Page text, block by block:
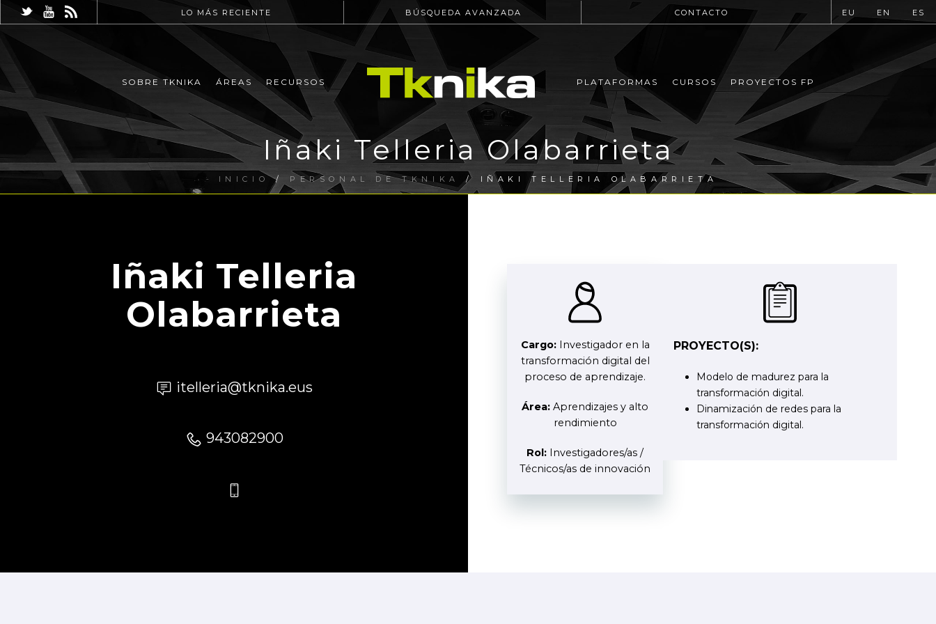
LO MÁS RECIENTE BÚSQUEDA AVANZADA CONTACTO EU EN ES
SOBRE TKNIKA ÁREAS RECURSOS PLATAFORMAS CURSOS PROYECTOS FP
Iñaki Telleria Olabarrieta
INICIO/ PERSONAL DE TKNIKA / IÑAKI TELLERIA OLABARRIETA
Iñaki Telleria
Olabarrieta
itelleria@tknika.eus
943082900
Cargo: Investigador en la
transformación digital del
proceso de aprendizaje.
Área: Aprendizajes y alto
rendimiento
Rol: Investigadores/as /
Técnicos/as de innovación
PROYECTO(S):
Modelo de madurez para la
transformación digital.
Dinamización de redes para la
transformación digital.